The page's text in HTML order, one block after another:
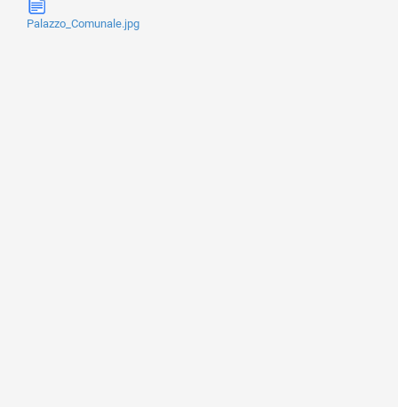
Palazzo_Comunale.jpg